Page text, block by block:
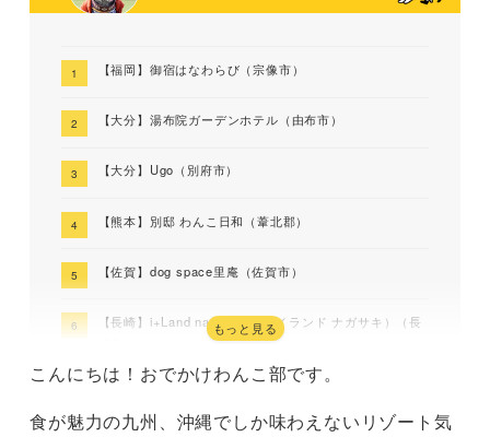
【福岡】御宿はなわらび（宗像市）
【大分】湯布院ガーデンホテル（由布市）
【大分】Ugo（別府市）
【熊本】別邸 わんこ日和（葦北郡）
【佐賀】dog space里庵（佐賀市）
【長崎】i+Land nagasaki（アイランド ナガサキ）（長
【長崎】PET RESORT BRAINS NAGASAKI（ペットリ
もっと見る
こんにちは！おでかけわんこ部です。
食が魅力の九州、沖縄でしか味わえないリゾート気